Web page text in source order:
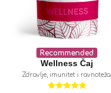
Recommended
Wellness Čaj
Zdravlje, imunitet i ravnoteža.